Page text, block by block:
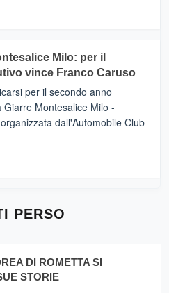
Milo: per il
vince Franco Caruso
per il secondo anno
Montesalice Milo -
dall'Automobile Club
PERSO
DI ROMETTA SI
STORIE